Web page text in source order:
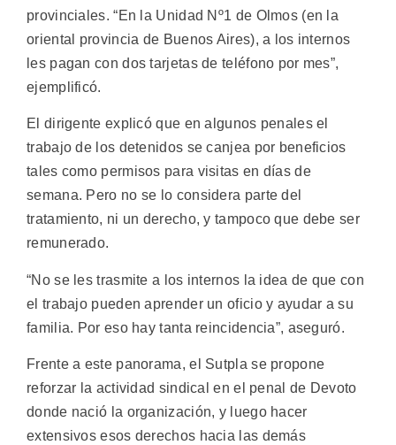
provinciales. “En la Unidad Nº1 de Olmos (en la
oriental provincia de Buenos Aires), a los internos
les pagan con dos tarjetas de teléfono por mes”,
ejemplificó.
El dirigente explicó que en algunos penales el
trabajo de los detenidos se canjea por beneficios
tales como permisos para visitas en días de
semana. Pero no se lo considera parte del
tratamiento, ni un derecho, y tampoco que debe ser
remunerado.
“No se les trasmite a los internos la idea de que con
el trabajo pueden aprender un oficio y ayudar a su
familia. Por eso hay tanta reincidencia”, aseguró.
Frente a este panorama, el Sutpla se propone
reforzar la actividad sindical en el penal de Devoto
donde nació la organización, y luego hacer
extensivos esos derechos hacia las demás